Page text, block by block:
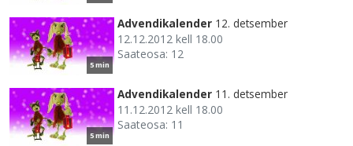
5 min
Advendikalender 12. detsember
12.12.2012 kell 18.00
Saateosa: 12
5 min
Advendikalender 11. detsember
11.12.2012 kell 18.00
Saateosa: 11